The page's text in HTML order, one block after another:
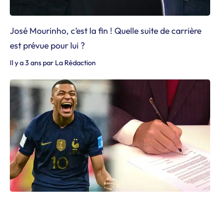
José Mourinho, c’est la fin ! Quelle suite de carrière
est prévue pour lui ?
Il y a 3 ans par La Rédaction